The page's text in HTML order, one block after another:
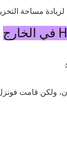
مساحة
ولكن قامت